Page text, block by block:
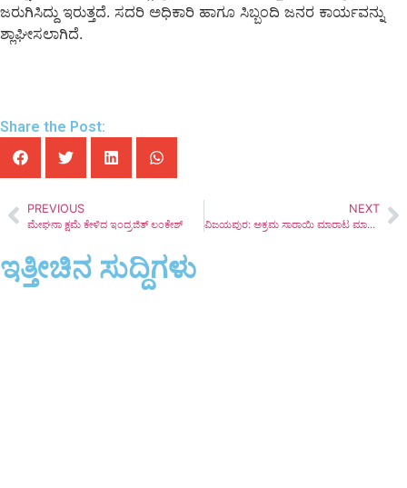
ಜರುಗಿಸಿದ್ದು ಇರುತ್ತದೆ. ಸದರಿ ಅಧಿಕಾರಿ ಹಾಗೂ ಸಿಬ್ಬಂದಿ ಜನರ ಕಾರ್ಯವನ್ನು
ಶ್ಲಾಘೀಸಲಾಗಿದೆ.
Share the Post:
PREVIOUS
ಮೇಘನಾ ಕ್ಷಮೆ ಕೇಳಿದ ಇಂದ್ರಜಿತ್ ಲಂಕೇಶ್
NEXT
ವಿಜಯಪುರ: ಅಕ್ರಮ ಸಾರಾಯಿ ಮಾರಾಟ ಮಾಡುತ್ತಿದ್ದ ಧಾಬಾ, ಹೊಟೇಲ್ ಗಳ ಮೇಲೆ ದಾಳಿ; 51 ಜನ ಬಂಧನ
ಇತ್ತೀಚಿನ ಸುದ್ದಿಗಳು